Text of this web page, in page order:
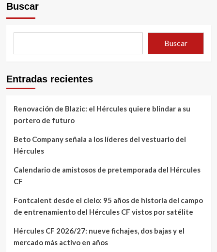
Buscar
Buscar
Entradas recientes
Renovación de Blazic: el Hércules quiere blindar a su
portero de futuro
Beto Company señala a los líderes del vestuario del
Hércules
Calendario de amistosos de pretemporada del Hércules
CF
Fontcalent desde el cielo: 95 años de historia del campo
de entrenamiento del Hércules CF vistos por satélite
Hércules CF 2026/27: nueve fichajes, dos bajas y el
mercado más activo en años